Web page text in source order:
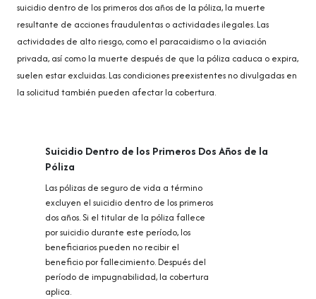
suicidio dentro de los primeros dos años de la póliza, la muerte
resultante de acciones fraudulentas o actividades ilegales. Las
actividades de alto riesgo, como el paracaidismo o la aviación
privada, así como la muerte después de que la póliza caduca o expira,
suelen estar excluidas. Las condiciones preexistentes no divulgadas en
la solicitud también pueden afectar la cobertura.
Suicidio Dentro de los Primeros Dos Años de la
Póliza
Las pólizas de seguro de vida a término
excluyen el suicidio dentro de los primeros
dos años. Si el titular de la póliza fallece
por suicidio durante este período, los
beneficiarios pueden no recibir el
beneficio por fallecimiento. Después del
período de impugnabilidad, la cobertura
aplica.